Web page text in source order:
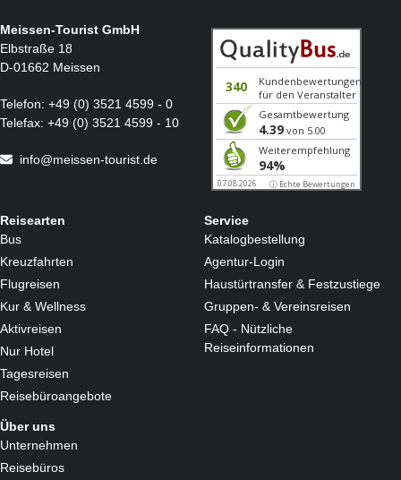
Meissen-Tourist GmbH
Elbstraße 18
D-01662 Meissen
Telefon: +49 (0) 3521 4599 - 0
Telefax: +49 (0) 3521 4599 - 10
info@meissen-tourist.de
Reisearten
Bus
Kreuzfahrten
Flugreisen
Kur & Wellness
Aktivreisen
Nur Hotel
Tagesreisen
Reisebüroangebote
Service
Katalogbestellung
Agentur-Login
Haustürtransfer & Festzustiege
Gruppen- & Vereinsreisen
FAQ - Nützliche
Reiseinformationen
Über uns
Unternehmen
Reisebüros